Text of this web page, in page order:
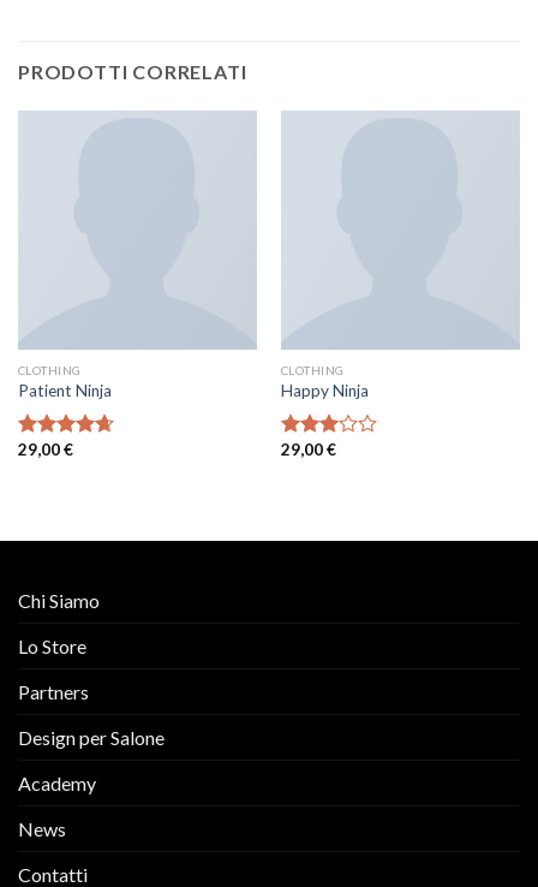
PRODOTTI CORRELATI
CLOTHING
Patient Ninja
Valutato
29,00€
CLOTHING
Happy Ninja
Valutato
29,00€
Chi Siamo
Lo Store
Partners
Design per Salone
Academy
News
Contatti